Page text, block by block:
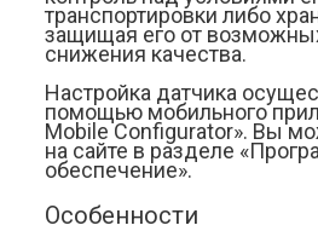
транспортировки либо
защищая его от
снижения качества.
Настройка датчика
помощью мобильного
Mobile Configurator». Вы
на сайте в разделе
обеспечение».
Особенности